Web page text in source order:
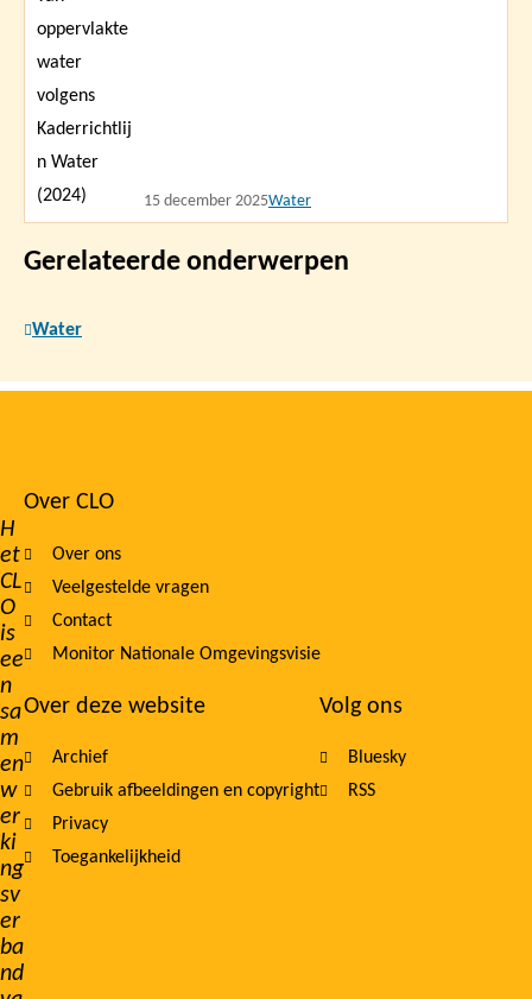
15 december 2025Water
Gerelateerde onderwerpen
Water
H
et
CL
O
is
ee
n
sa
m
en
w
er
ki
ng
sv
er
ba
nd
Footer
navigation
Over CLO
Over ons
Veelgestelde vragen
Contact
Monitor Nationale Omgevingsvisie
Over deze website
Archief
Gebruik afbeeldingen en copyright
Privacy
Toegankelijkheid
Volg ons
Bluesky
RSS